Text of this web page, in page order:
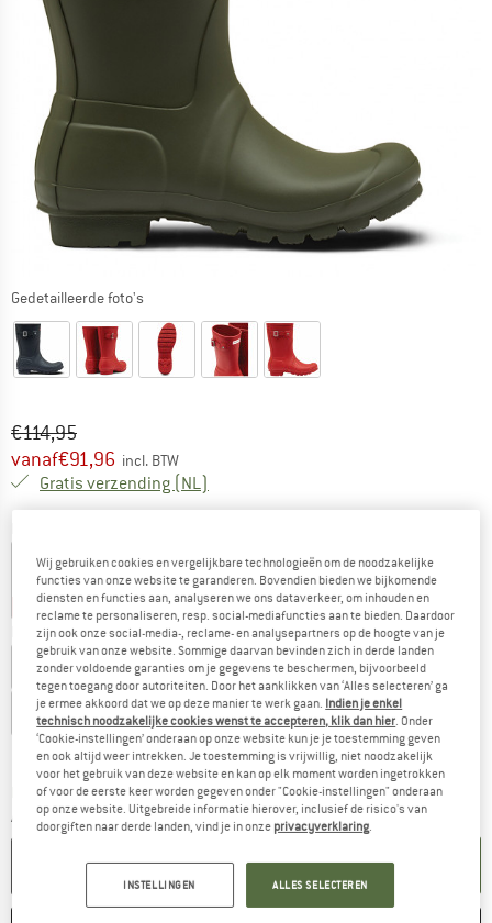
Gedetailleerde foto's
Oorspronkelijke prijs :
€114,95
Prijs:
vanaf€91,96 incl. BTW
Gratis verzending (NL)
-17% -20% -20% -20%
Kies een maat:
EU36 EU37 EU38 EU39 EU40,5 EU
EU43 EU44 EU45/46 EU45,5 EU47
Maattabel
Levertijd: 3-5 werkdagenDe link wordt geopend in een infovak en bevat
Aantal:
IN DE WINKELMAND
Wij gebruiken cookies en vergelijkbare technologieën om de noodzakelijke
functies van onze website te garanderen. Bovendien bieden we bijkomende
diensten en functies aan, analyseren we ons dataverkeer, om inhouden en
reclame te personaliseren, resp. social-mediafuncties aan te bieden. Daardoor
zijn ook onze social-media-, reclame- en analysepartners op de hoogte van je
gebruik van onze website. Sommige daarvan bevinden zich in derde landen
zonder voldoende garanties om je gegevens te beschermen, bijvoorbeeld
tegen toegang door autoriteiten. Door het aanklikken van ‘Alles selecteren’ ga
je ermee akkoord dat we op deze manier te werk gaan. Indien je enkel
technisch noodzakelijke cookies wenst te accepteren, klik dan hier. Onder
‘Cookie-instellingen’ onderaan op onze website kun je je toestemming geven
en ook altijd weer intrekken. Je toestemming is vrijwillig, niet noodzakelijk
voor het gebruik van deze website en kan op elk moment worden ingetrokken
of voor de eerste keer worden gegeven onder "Cookie-instellingen" onderaan
op onze website. Uitgebreide informatie hierover, inclusief de risico's van
doorgiften naar derde landen, vind je in onze privacyverklaring.
INSTELLINGEN ALLES SELECTEREN